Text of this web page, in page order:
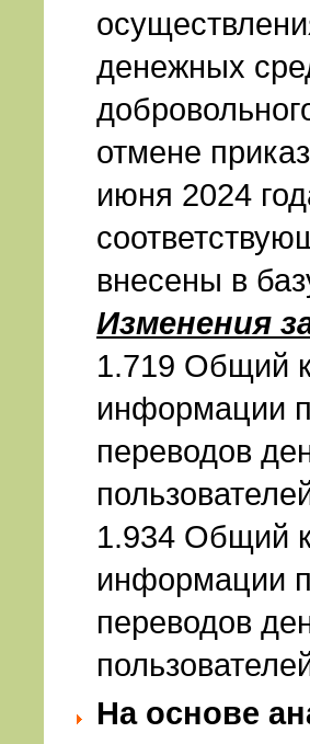
денежных
отмене
июня 2024
внесены в
Изменения
1.719 Общий
информации
переводов
1.934 Общий
информации
переводов
На основе